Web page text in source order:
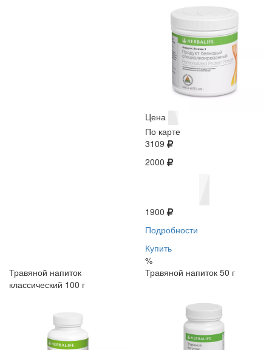
Цена
По карте
3109
2000
1900
Подробности
Купить
%
Травяной напиток
классический 100 г
Травяной напиток 50 г